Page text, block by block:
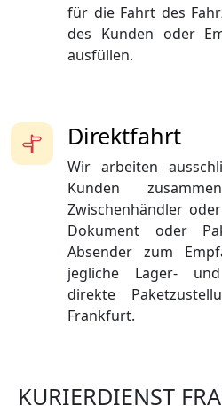
für die Fahrt des
des Kunden oder
ausfüllen.
Direktfahrt
Wir arbeiten
Kunden
Zwischenhändler
Dokument oder
Absender zum
jegliche Lager-
direkte
Frankfurt.
KURIERDIENST